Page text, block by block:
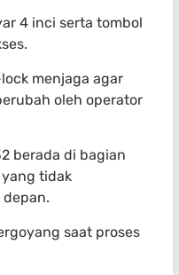
4 inci serta tombol
menjaga agar
oleh operator
berada di bagian
tidak
saat proses